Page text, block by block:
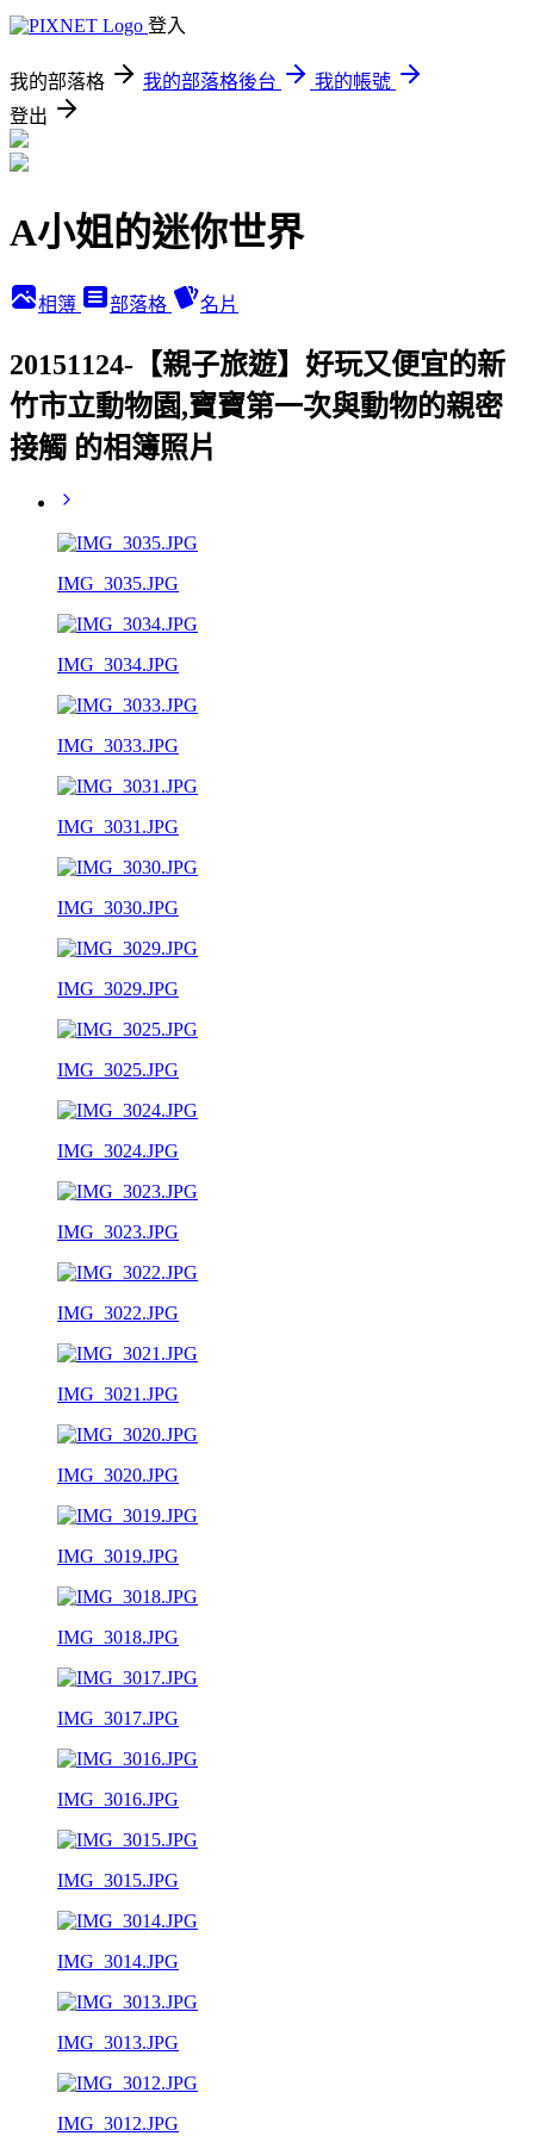
登入
我的部落格 我的部落格後台
我的帳號
登出
A小姐的迷你世界
相簿 部落格 名片
20151124-【親子旅遊】好玩又便宜的新
竹市立動物園,寶寶第一次與動物的親密
接觸 的相簿照片
IMG_3035.JPG
IMG_3034.JPG
IMG_3033.JPG
IMG_3031.JPG
IMG_3030.JPG
IMG_3029.JPG
IMG_3025.JPG
IMG_3024.JPG
IMG_3023.JPG
IMG_3022.JPG
IMG_3021.JPG
IMG_3020.JPG
IMG_3019.JPG
IMG_3018.JPG
IMG_3017.JPG
IMG_3016.JPG
IMG_3015.JPG
IMG_3014.JPG
IMG_3013.JPG
IMG_3012.JPG